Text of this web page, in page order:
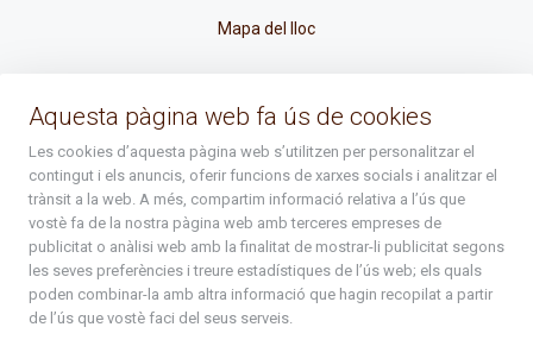
Mapa del lloc
atenciociutadana@ordino.ad
+376 878 100
De Dl. a Dv. : de 8 a 16h (els divendres a partir de l'1 de juny
fins al divendres de la setmana de Meritxell : de 8 a 14h)
Aquesta pàgina web fa ús de cookies
Les cookies d’aquesta pàgina web s’utilitzen per personalitzar el
contingut i els anuncis, oferir funcions de xarxes socials i analitzar el
trànsit a la web. A més, compartim informació relativa a l’ús que
vostè fa de la nostra pàgina web amb terceres empreses de
publicitat o anàlisi web amb la finalitat de mostrar-li publicitat segons
les seves preferències i treure estadístiques de l’ús web; els quals
poden combinar-la amb altra informació que hagin recopilat a partir
de l’ús que vostè faci del seus serveis.